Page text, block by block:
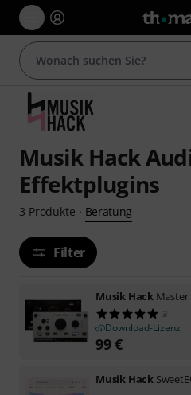
Musik Hack
Effektplugins
3 Produkte · Beratung
Filter
Musik Hack Master
3
Download-Lizenz
99€
Musik Hack